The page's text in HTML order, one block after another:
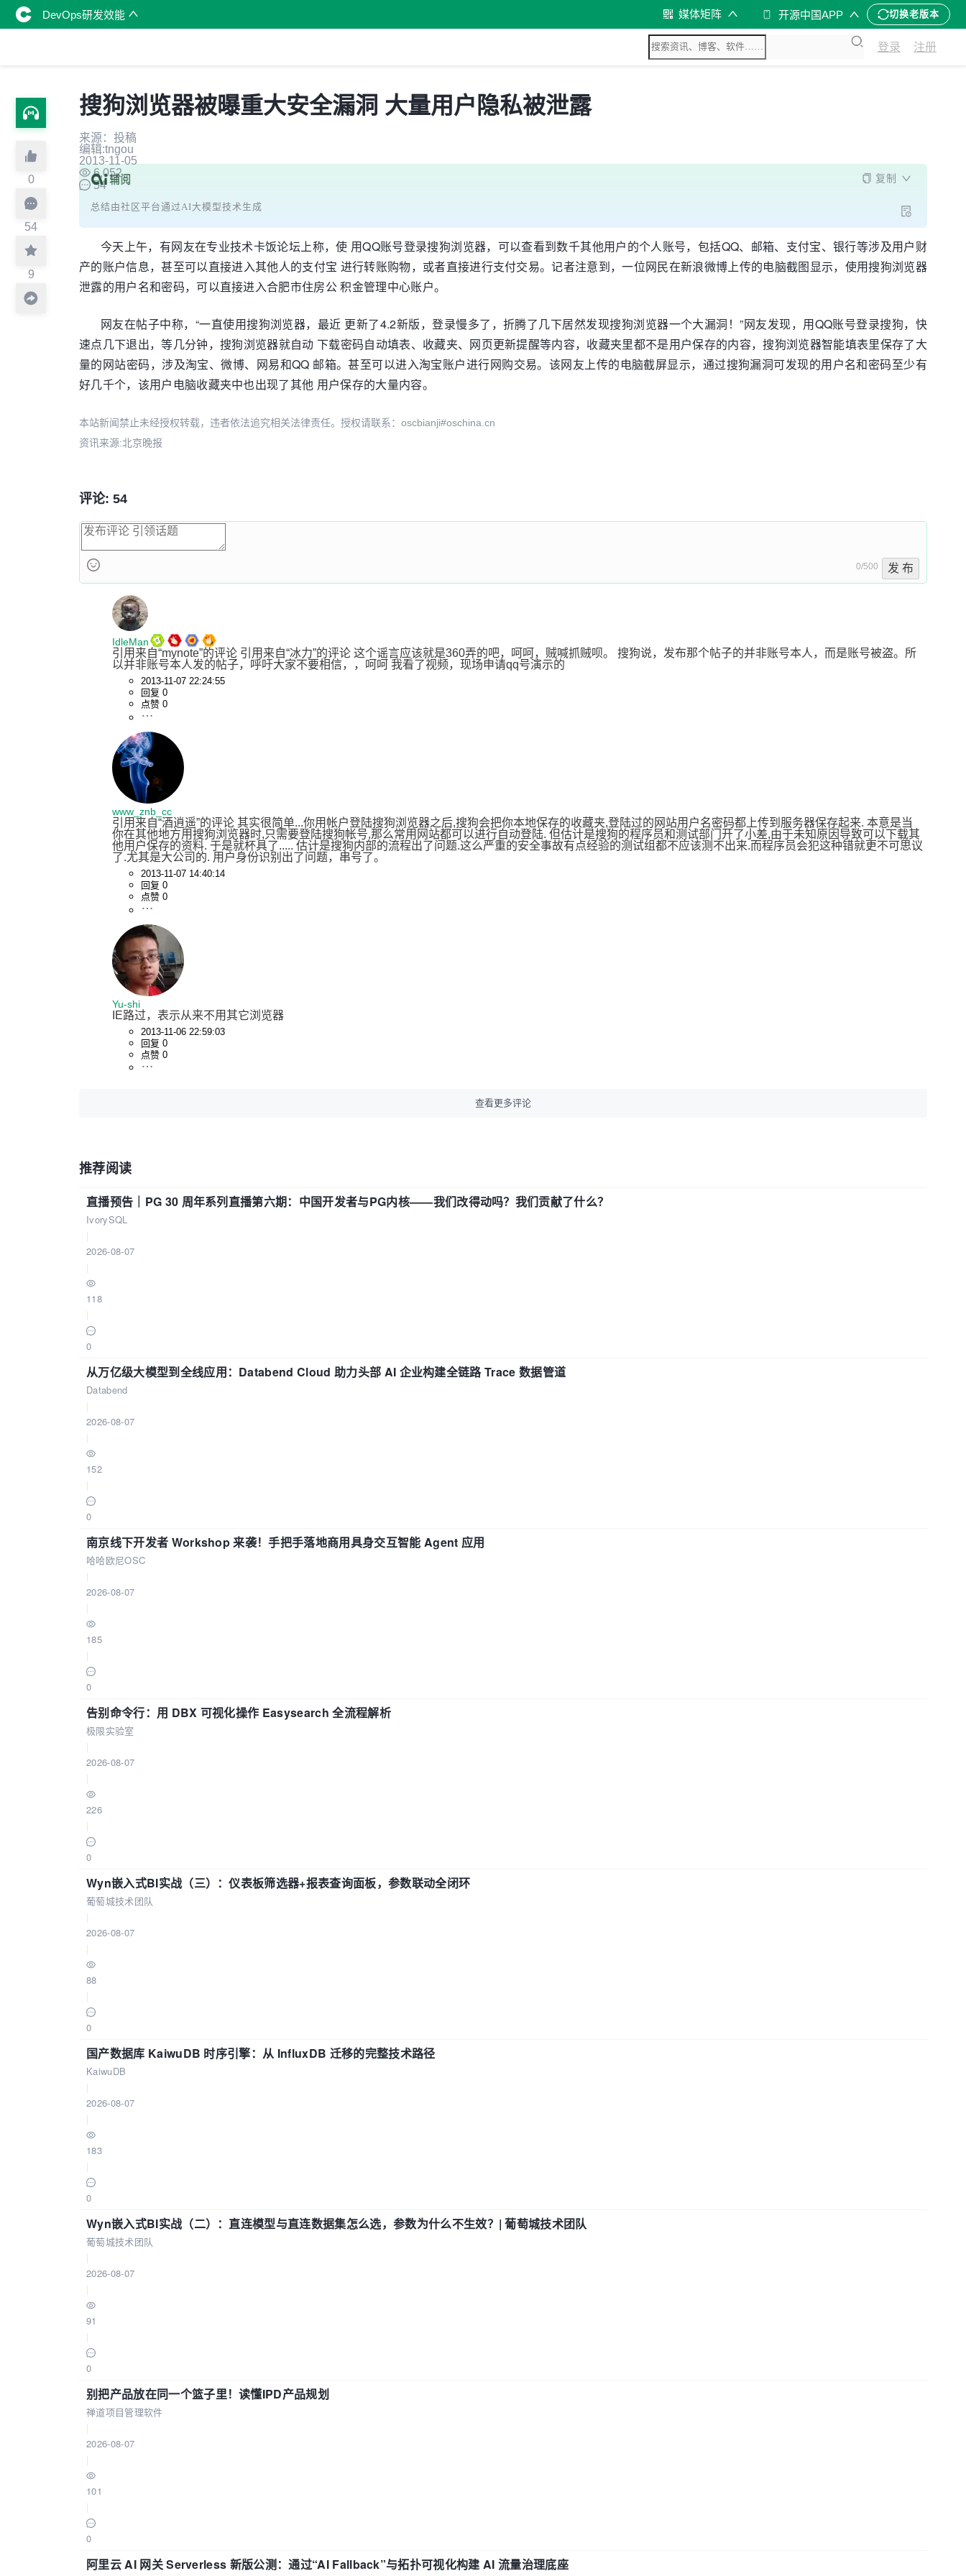
DevOps研发效能 媒体矩阵 开源中国APP 切换老版本
登录 注册
0
54
9
搜狗浏览器被曝重大安全漏洞 大量用户隐私被泄露
来源：投稿
编辑:tngou
2013-11-05
6,052
54
复制
总结由社区平台通过AI大模型技术生成
今天上午，有网友在专业技术卡饭论坛上称，使 用QQ账号登录搜狗浏览器，可以查看到数千其他用户的个人账号，包括QQ、邮箱、支付宝、银行等涉及用户财
产的账户信息，甚至可以直接进入其他人的支付宝 进行转账购物，或者直接进行支付交易。记者注意到，一位网民在新浪微博上传的电脑截图显示，使用搜狗浏览器
泄露的用户名和密码，可以直接进入合肥市住房公 积金管理中心账户。
网友在帖子中称，“一直使用搜狗浏览器，最近 更新了4.2新版，登录慢多了，折腾了几下居然发现搜狗浏览器一个大漏洞！”网友发现，用QQ账号登录搜狗，快
速点几下退出，等几分钟，搜狗浏览器就自动 下载密码自动填表、收藏夹、网页更新提醒等内容，收藏夹里都不是用户保存的内容，搜狗浏览器智能填表里保存了大
量的网站密码，涉及淘宝、微博、网易和QQ 邮箱。甚至可以进入淘宝账户进行网购交易。该网友上传的电脑截屏显示，通过搜狗漏洞可发现的用户名和密码至少有
好几千个，该用户电脑收藏夹中也出现了其他 用户保存的大量内容。
本站新闻禁止未经授权转载，违者依法追究相关法律责任。授权请联系：oscbianji#oschina.cn
资讯来源:北京晚报
评论: 54
0/500 发 布
IdleMan
引用来自“mynote”的评论 引用来自“冰力”的评论 这个谣言应该就是360弄的吧，呵呵，贼喊抓贼呗。 搜狗说，发布那个帖子的并非账号本人，而是账号被盗。所
以并非账号本人发的帖子，呼吁大家不要相信，，呵呵 我看了视频，现场申请qq号演示的
2013-11-07 22:24:55
回复 0
点赞 0
www_znb_cc
引用来自“酒逍遥”的评论 其实很简单...你用帐户登陆搜狗浏览器之后,搜狗会把你本地保存的收藏夹,登陆过的网站用户名密码都上传到服务器保存起来. 本意是当
你在其他地方用搜狗浏览器时,只需要登陆搜狗帐号,那么常用网站都可以进行自动登陆. 但估计是搜狗的程序员和测试部门开了小差,由于未知原因导致可以下载其
他用户保存的资料. 于是就杯具了..... 估计是搜狗内部的流程出了问题.这么严重的安全事故有点经验的测试组都不应该测不出来.而程序员会犯这种错就更不可思议
了.尤其是大公司的. 用户身份识别出了问题，串号了。
2013-11-07 14:40:14
回复 0
点赞 0
Yu-shi
IE路过，表示从来不用其它浏览器
2013-11-06 22:59:03
回复 0
点赞 0
查看更多评论
推荐阅读
直播预告｜PG 30 周年系列直播第六期：中国开发者与PG内核——我们改得动吗？我们贡献了什么？
IvorySQL
2026-08-07
118
0
从万亿级大模型到全线应用：Databend Cloud 助力头部 AI 企业构建全链路 Trace 数据管道
Databend
2026-08-07
152
0
南京线下开发者 Workshop 来袭！手把手落地商用具身交互智能 Agent 应用
哈哈欧尼OSC
2026-08-07
185
0
告别命令行：用 DBX 可视化操作 Easysearch 全流程解析
极限实验室
2026-08-07
226
0
Wyn嵌入式BI实战（三）：仪表板筛选器+报表查询面板，参数联动全闭环
葡萄城技术团队
2026-08-07
88
0
国产数据库 KaiwuDB 时序引擎：从 InfluxDB 迁移的完整技术路径
KaiwuDB
2026-08-07
183
0
Wyn嵌入式BI实战（二）：直连模型与直连数据集怎么选，参数为什么不生效？| 葡萄城技术团队
葡萄城技术团队
2026-08-07
91
0
别把产品放在同一个篮子里！读懂IPD产品规划
禅道项目管理软件
2026-08-07
101
0
阿里云 AI 网关 Serverless 新版公测：通过“AI Fallback”与拓扑可视化构建 AI 流量治理底座